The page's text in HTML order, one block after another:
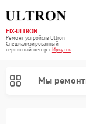
FIX-ULTRON
Ремонт устройств Ultron
Специализированный
cервисный центр г.Иркутск
Мы